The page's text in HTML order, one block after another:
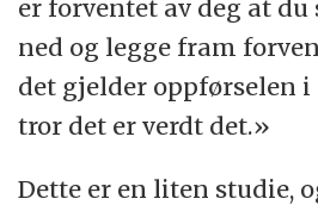
er forventet av deg at du
ned og legge fram
det gjelder oppførselen
tror det er verdt det.»
Dette er en liten studie,